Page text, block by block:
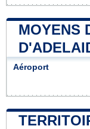
MOYENS
Aéroport